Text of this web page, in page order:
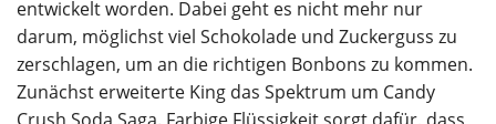
entwickelt worden. Dabei geht es nicht mehr nur
darum, möglichst viel Schokolade und Zuckerguss zu
zerschlagen, um an die richtigen Bonbons zu kommen.
Zunächst erweiterte King das Spektrum um Candy